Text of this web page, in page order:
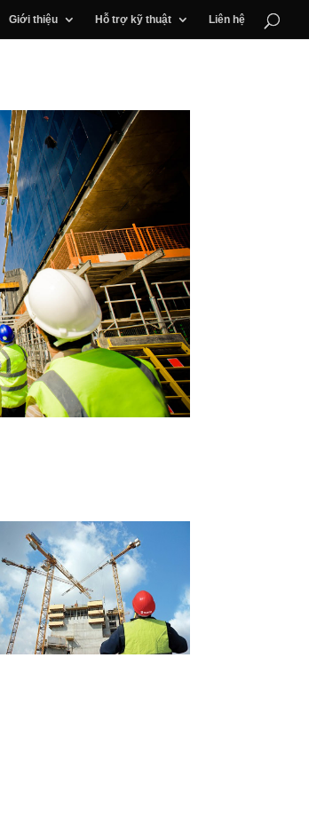
Giới thiệu Hỗ trợ kỹ thuật Liên hệ